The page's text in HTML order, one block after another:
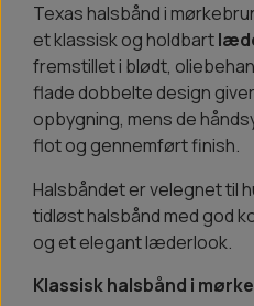
Texas halsbånd i
et klassisk og holdbart
fremstillet i blødt,
flade dobbelte design
opbygning, mens de
flot og gennemført finish.
Halsbåndet er velegnet til
tidløst halsbånd med god
og et elegant læderlook.
Klassisk halsbånd i